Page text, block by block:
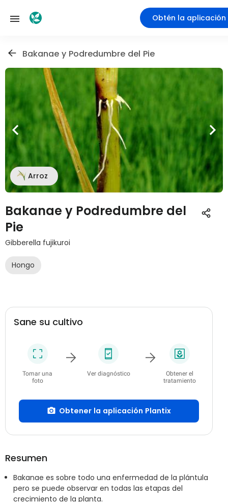
Obtén la aplicación
Bakanae y Podredumbre del Pie
Arroz
Bakanae y Podredumbre del
Pie
Gibberella fujikuroi
Hongo
Sane su cultivo
Tomar una
foto
Ver diagnóstico
Obtener el
tratamiento
Obtener la aplicación Plantix
Resumen
Bakanae es sobre todo una enfermedad de la plántula
pero se puede observar en todas las etapas del
crecimiento de la planta.